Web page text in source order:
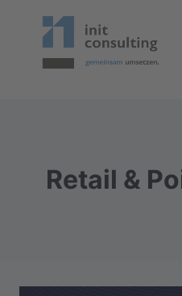
Retail &